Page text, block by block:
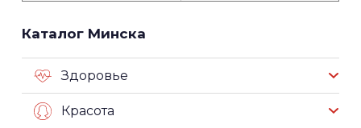
Каталог Минска
Здоровье
Красота